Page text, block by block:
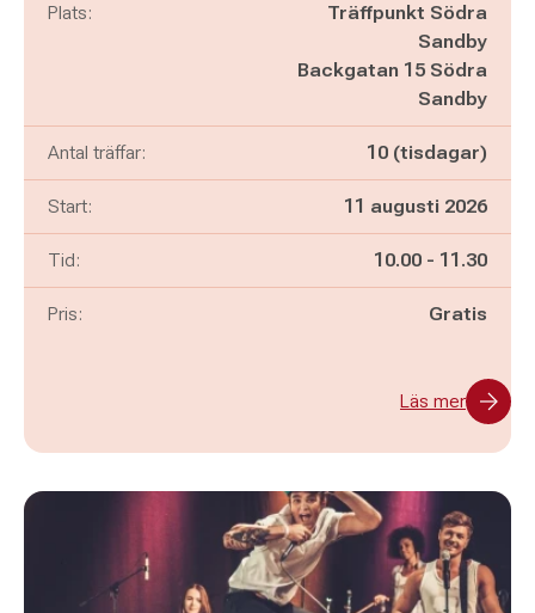
Plats:
Träffpunkt Södra
Sandby
Backgatan 15 Södra
Sandby
Antal träffar: 10 (tisdagar)
Start: 11 augusti 2026
Tid: Pågår mellan
10.00 - och
11.30
Pris: Gratis
Läs mer